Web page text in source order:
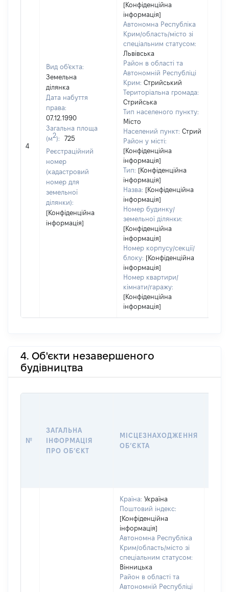
4
Вид об'єкта:
Земельна
ділянка
Дата набуття
права:
07.12.1990
Загальна площа
(м2):
725
Реєстраційний
номер
(кадастровий
номер для
земельної
ділянки):
[Конфіденційна
інформація]
[Конфіденційна
інформація]
Автономна Республіка
Крим/область/місто зі
спеціальним статусом:
Львівська
Район в області та
Автономній Республіці
Крим: Стрийський
Територіальна громада:
Стрийська
Тип населеного пункту:
Місто
Населений пункт: Стрий
Район у місті:
[Конфіденційна
інформація]
Тип: [Конфіденційна
інформація]
Назва: [Конфіденційна
інформація]
Номер будинку/
земельної ділянки:
[Конфіденційна
інформація]
Номер корпусу/секції/
блоку: [Конфіденційна
інформація]
Номер квартири/
кімнати/гаражу:
[Конфіденційна
інформація]
4. Об'єкти незавершеного
будівництва
№
ЗАГАЛЬНА
ІНФОРМАЦІЯ
ПРО ОБʼЄКТ
МІСЦЕЗНАХОДЖЕННЯ
ОБʼЄКТА
Країна: Україна
Поштовий індекс:
[Конфіденційна
інформація]
Автономна Республіка
Крим/область/місто зі
спеціальним статусом:
Вінницька
Район в області та
Автономній Республіці